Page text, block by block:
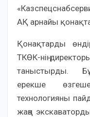
АҚ арнайы
Қонақтарды
ТКӨК-нің
таныстырды.
ерекше
технологияны
жаңа